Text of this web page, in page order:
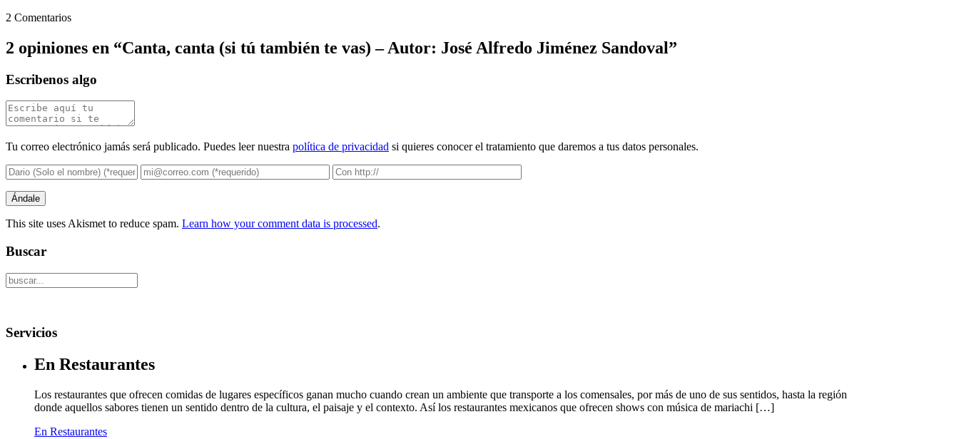
2 Comentarios
2 opiniones en “Canta, canta (si tú también te vas) – Autor: José Alfredo Jiménez Sandoval”
Escribenos algo
Tu correo electrónico jamás será publicado. Puedes leer nuestra política de privacidad si quieres conocer el tratamiento que daremos a tus datos personales.
This site uses Akismet to reduce spam. Learn how your comment data is processed.
Buscar
Servicios
En Restaurantes
Los restaurantes que ofrecen comidas de lugares específicos ganan mucho cuando crean un ambiente que transporte a los comensales, por más de uno de sus sentidos, hasta la región
donde aquellos sabores tienen un sentido dentro de la cultura, el paisaje y el contexto. Así los restaurantes mexicanos que ofrecen shows con música de mariachi […]
En Restaurantes